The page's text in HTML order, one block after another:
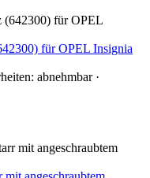
für OPEL Insignia
abnehmbar ·